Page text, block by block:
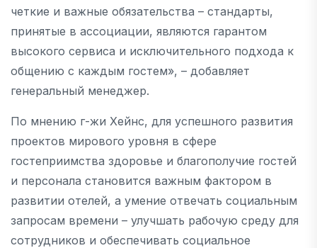
четкие и важные обязательства – стандарты,
принятые в ассоциации, являются гарантом
высокого сервиса и исключительного подхода к
общению с каждым гостем», – добавляет
генеральный менеджер.
По мнению г-жи Хейнс, для успешного развития
проектов мирового уровня в сфере
гостеприимства здоровье и благополучие гостей
и персонала становится важным фактором в
развитии отелей, а умение отвечать социальным
запросам времени – улучшать рабочую среду для
сотрудников и обеспечивать социальное